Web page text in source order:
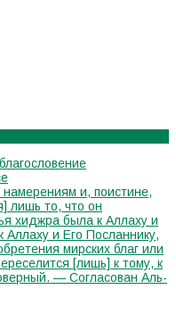
и, поистине,
лишь то, что он
хиджра была к Аллаху и
Аллаху и Его Посланнику,
мирских благ или
[лишь] к тому, к
— Согласован Аль-